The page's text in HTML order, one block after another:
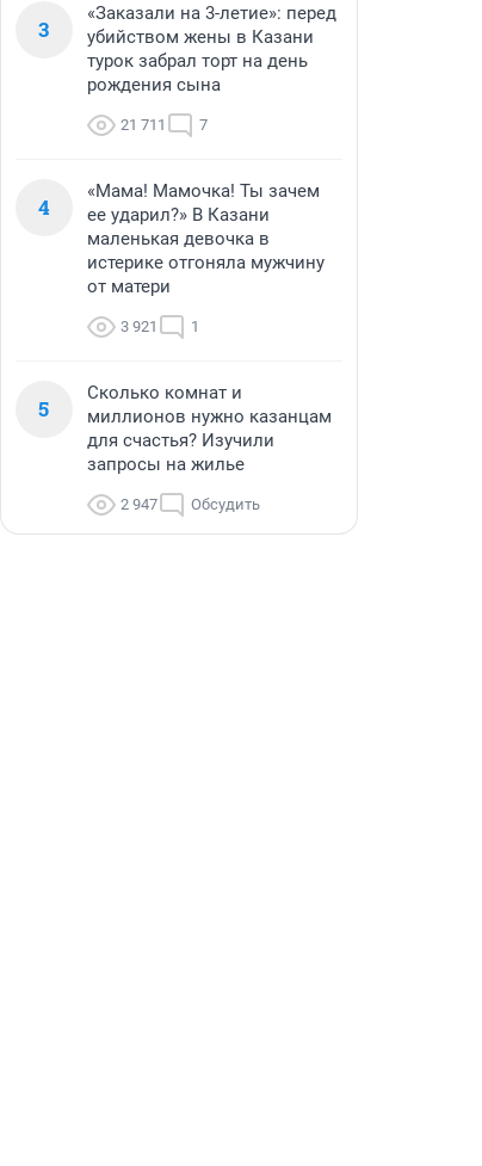
3
«Заказали на 3-летие»: перед
убийством жены в Казани
турок забрал торт на день
рождения сына
21 711 7
4
«Мама! Мамочка! Ты зачем
ее ударил?» В Казани
маленькая девочка в
истерике отгоняла мужчину
от матери
3 921 1
5
Сколько комнат и
миллионов нужно казанцам
для счастья? Изучили
запросы на жилье
2 947 Обсудить